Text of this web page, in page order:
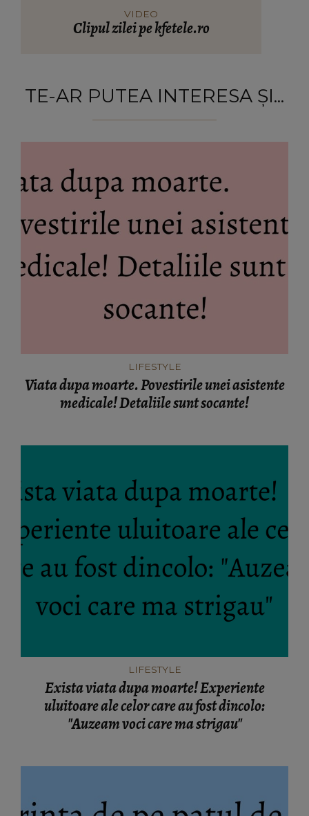
VIDEO
Clipul zilei pe kfetele.ro
TE-AR PUTEA INTERESA ȘI...
LIFESTYLE
Viata dupa moarte. Povestirile unei asistente
medicale! Detaliile sunt socante!
LIFESTYLE
Exista viata dupa moarte! Experiente
uluitoare ale celor care au fost dincolo:
"Auzeam voci care ma strigau"